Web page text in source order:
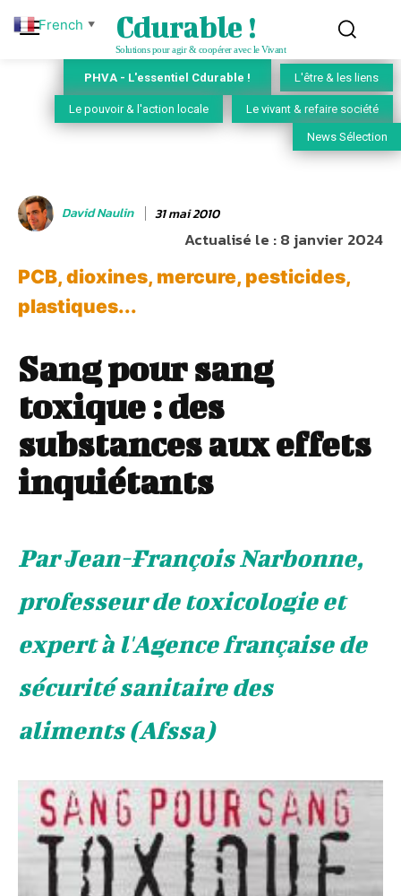
Cdurable !
Solutions pour agir & coopérer avec le Vivant
PHVA - L'essentiel Cdurable ! L'être & les liens
Le pouvoir & l'action locale Le vivant & refaire société
News Sélection
David Naulin 31 mai 2010
Actualisé le :8 janvier 2024
PCB, dioxines, mercure, pesticides,
plastiques...
Sang pour sang
toxique : des
substances aux effets
inquiétants
Par Jean-François Narbonne,
professeur de toxicologie et
expert à l'Agence française de
sécurité sanitaire des
aliments (Afssa)
French ▼